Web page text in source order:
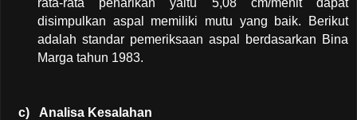
disimpulkan aspal memiliki mutu yang baik. Berikut
adalah standar pemeriksaan aspal berdasarkan Bina
Marga tahun 1983.
c)
Analisa Kesalahan